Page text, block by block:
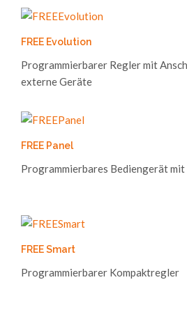
FREE Evolution
Programmierbarer Regler mit
externe Geräte
FREE Panel
Programmierbares Bediengerät
FREE Smart
Programmierbarer Kompaktregler